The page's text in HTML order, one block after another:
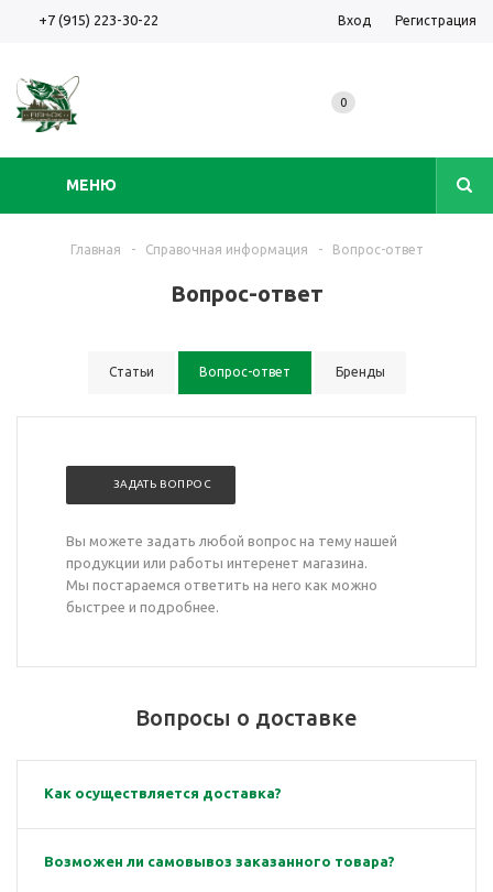
+7 (915) 223-30-22 Вход Регистрация
МЕНЮ
0
Главная - Справочная информация - Вопрос-ответ
Вопрос-ответ
Статьи Вопрос-ответ Бренды
ЗАДАТЬ ВОПРОС
Вы можете задать любой вопрос на тему нашей
продукции или работы интеренет магазина.
Мы постараемся ответить на него как можно
быстрее и подробнее.
Вопросы о доставке
Как осуществляется доставка?
Возможен ли самовывоз заказанного товара?